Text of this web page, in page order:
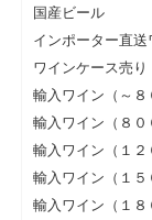
国産ビール
インポーター直送
ワインケース売り
輸入ワイン（～８
輸入ワイン（８０
輸入ワイン（１
輸入ワイン（１５
輸入ワイン（１８